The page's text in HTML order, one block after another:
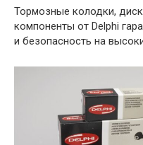
Тормозные колодки,
компоненты от Delphi
и безопасность на